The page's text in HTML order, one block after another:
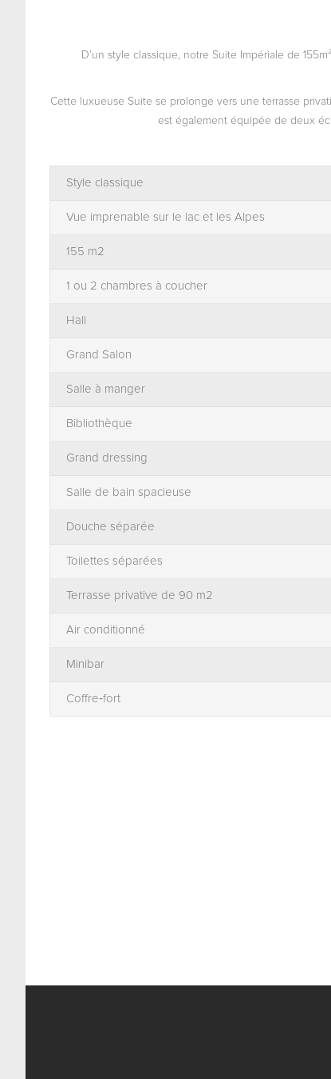
D’un style classique, notre Suite Impériale de
Cette luxueuse Suite se prolonge vers une terrasse
est également équipée de deux
Style classique
Vue imprenable sur le lac et les Alpes
155 m2
1 ou 2 chambres à coucher
Hall
Grand Salon
Salle à manger
Bibliothèque
Grand dressing
Salle de bain spacieuse
Douche séparée
Toilettes séparées
Terrasse privative de 90 m2
Air conditionné
Minibar
Coffre‐fort